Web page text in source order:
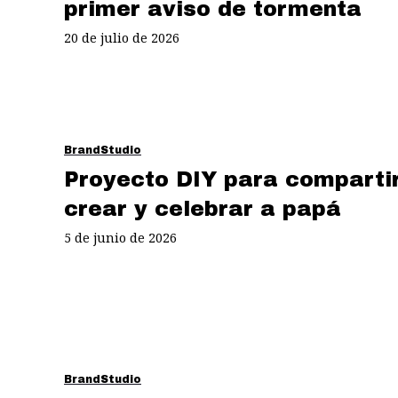
primer aviso de tormenta
20 de julio de 2026
BrandStudio
Proyecto DIY para
crear y celebrar a papá
5 de junio de 2026
BrandStudio